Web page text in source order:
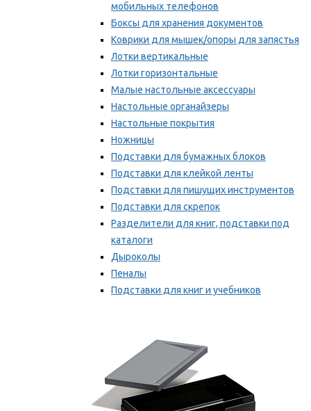
мобильных телефонов
Боксы для хранения документов
Коврики для мышек/опоры для запястья
Лотки вертикальные
Лотки горизонтальные
Малые настольные аксессуары
Настольные органайзеры
Настольные покрытия
Ножницы
Подставки для бумажных блоков
Подставки для клейкой ленты
Подставки для пишущих инструментов
Подставки для скрепок
Разделители для книг, подставки под
каталоги
Дыроколы
Пеналы
Подставки для книг и учебников